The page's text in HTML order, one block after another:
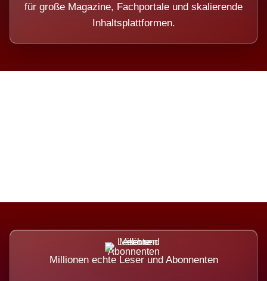
für große Magazine, Fachportale und skalierende
Inhaltsplattformen.
Millionen echte Leser und Abonnenten